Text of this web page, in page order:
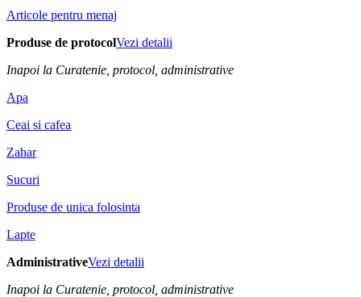
Articole pentru menaj
Produse de protocolVezi detalii
Inapoi la Curatenie, protocol, administrative
Apa
Ceai si cafea
Zahar
Sucuri
Produse de unica folosinta
Lapte
AdministrativeVezi detalii
Inapoi la Curatenie, protocol, administrative